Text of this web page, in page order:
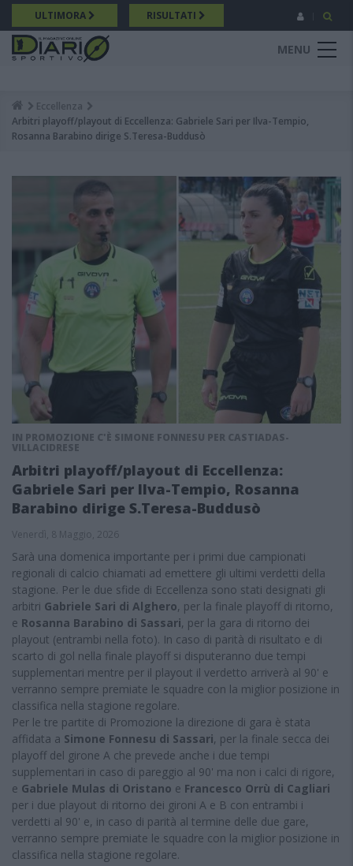
Salta
al
contenuto
principale
ULTIMORA RISULTATI
MENU
Breadcrumb
Eccellenza
Arbitri playoff/playout di Eccellenza: Gabriele Sari per Ilva-Tempio,
Rosanna Barabino dirige S.Teresa-Buddusò
IN PROMOZIONE C'È SIMONE FONNESU PER CASTIADAS-
VILLACIDRESE
Arbitri playoff/playout di Eccellenza:
Gabriele Sari per Ilva-Tempio, Rosanna
Barabino dirige S.Teresa-Buddusò
Venerdì, 8 Maggio, 2026
Sarà una domenica importante per i primi due campionati
regionali di calcio chiamati ad emettere gli ultimi verdetti della
stagione. Per le due sfide di Eccellenza sono stati designati gli
arbitri Gabriele Sari di Alghero, per la finale playoff di ritorno,
e Rosanna Barabino di Sassari, per la gara di ritorno dei
playout (entrambi nella foto). In caso di parità di risultato e di
scarto di gol nella finale playoff si disputeranno due tempi
supplementari mentre per il playout il verdetto arriverà al 90' e
verranno sempre premiate le squadre con la miglior posizione in
classifica nella stagione regolare.
Per le tre partite di Promozione la direzione di gara è stata
affidata a Simone Fonnesu di Sassari, per la finale secca dei
playoff del girone A che prevede anche i due tempi
supplementari in caso di pareggio al 90' ma non i calci di rigore,
e Gabriele Mulas di Oristano e Francesco Orrù di Cagliari
per i due playout di ritorno dei gironi A e B con entrambi i
verdetti al 90' e, in caso di parità al termine delle due gare,
verranno sempre premiate le squadre con la miglior posizione in
classifica nella stagione regolare.